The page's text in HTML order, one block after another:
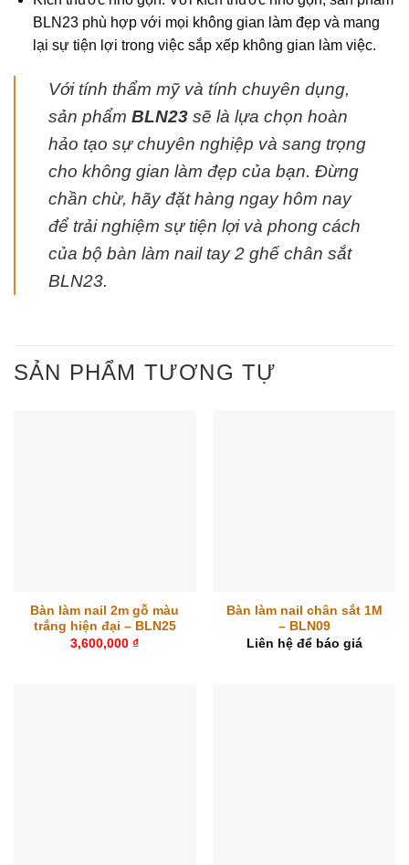
BLN23 phù hợp với mọi không gian làm đẹp và mang
lại sự tiện lợi trong việc sắp xếp không gian làm việc.
Với tính thẩm mỹ và tính chuyên dụng,
sản phẩm BLN23 sẽ là lựa chọn hoàn
hảo tạo sự chuyên nghiệp và sang trọng
cho không gian làm đẹp của bạn. Đừng
chần chừ, hãy đặt hàng ngay hôm nay
để trải nghiệm sự tiện lợi và phong cách
của bộ bàn làm nail tay 2 ghế chân sắt
BLN23.
SẢN PHẨM TƯƠNG TỰ
Bàn làm nail 2m gỗ màu
trắng hiện đại – BLN25
3,600,000 ₫
Bàn làm nail chân sắt 1M
– BLN09
Liên hệ để báo giá